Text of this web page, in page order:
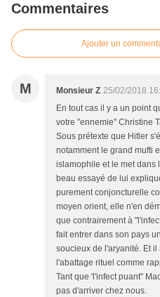
Commentaires
Ajouter un
M Monsieur Z 25/02/2018
En tout cas il y a un point
votre "ennemie" Christine
Sous prétexte que Hitler
notamment le grand mufti
islamophile et le met dans
beau essayé de lui
purement conjoncturelle
moyen orient, elle n'en
que contrairement à
fait entrer dans son pays
soucieux de l'aryanité. Et
l'abattage rituel comme
Tant que 'l'infect puant"
pas d'arriver chez nous.